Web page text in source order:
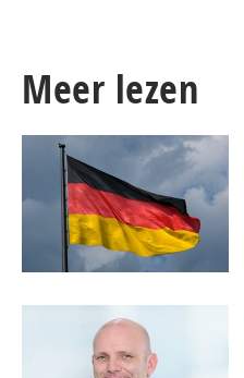
Meer lezen